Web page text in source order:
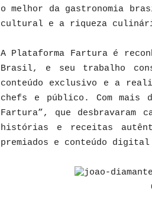
o melhor da gastronomia
cultural e a riqueza
A Plataforma Fartura é
Brasil, e seu trabalho
conteúdo exclusivo e a
chefs e público. Com mais
Fartura”, que
histórias e receitas
premiados e conteúdo